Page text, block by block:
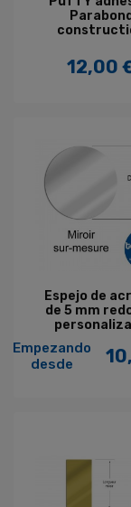
Parabond
12,00
Espejo de
de 5 mm
Empezando
desde